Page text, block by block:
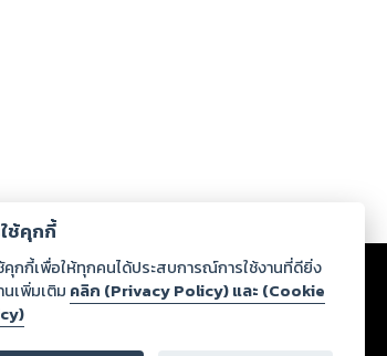
านกับเรา ดาวน์โหลด
ทรัพย์สินทางปัญญาของบุคคลอื่นหรือ
ช้คุกกี้
ช้คุกกี้เพื่อให้ทุกคนได้ประสบการณ์การใช้งานที่ดียิ่ง
เพิ่มเติม คลิก (Privacy Policy) และ (Cookie